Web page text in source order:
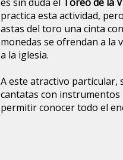
practica esta actividad,
astas del toro una cinta
monedas se ofrendan a la
a la iglesia.
A este atractivo particular,
cantatas con instrumentos
permitir conocer todo el